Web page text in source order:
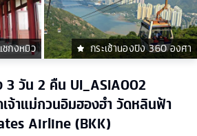
กงหมิว กระเช้านองปิง 360 องศา
3 วัน 2 คืน UI_ASIA002
เจ้าแม่กวนอิมฮองฮำ วัดหลินฟ้า
Airline (BKK)